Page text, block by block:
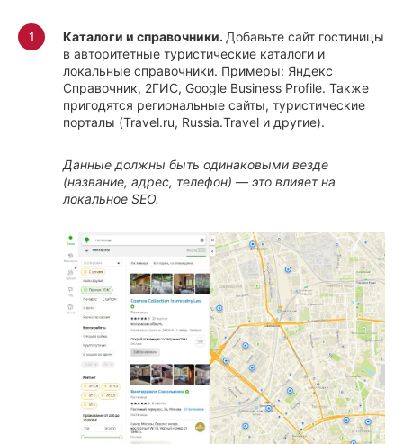
Каталоги и справочники. Добавьте сайт гостиницы
в авторитетные туристические каталоги и
локальные справочники. Примеры: Яндекс
Справочник, 2ГИС, Google Business Profile. Также
пригодятся региональные сайты, туристические
порталы (Travel.ru, Russia.Travel и другие).
Данные должны быть одинаковыми везде
(название, адрес, телефон) — это влияет на
локальное SEO.